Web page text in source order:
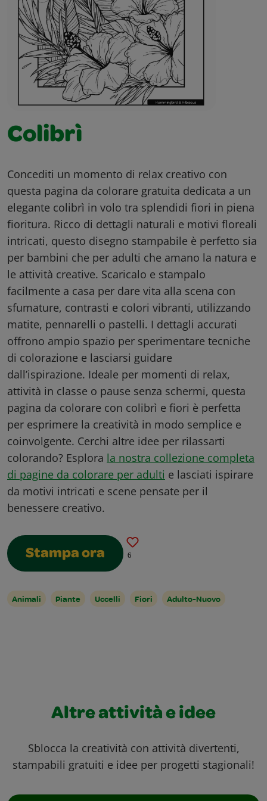
Colibrì
Concediti un momento di relax creativo con
questa pagina da colorare gratuita dedicata a un
elegante colibrì in volo tra splendidi fiori in piena
fioritura. Ricco di dettagli naturali e motivi floreali
intricati, questo disegno stampabile è perfetto sia
per bambini che per adulti che amano la natura e
le attività creative. Scaricalo e stampalo
facilmente a casa per dare vita alla scena con
sfumature, contrasti e colori vibranti, utilizzando
matite, pennarelli o pastelli. I dettagli accurati
offrono ampio spazio per sperimentare tecniche
di colorazione e lasciarsi guidare
dall’ispirazione. Ideale per momenti di relax,
attività in classe o pause senza schermi, questa
pagina da colorare con colibrì e fiori è perfetta
per esprimere la creatività in modo semplice e
coinvolgente. Cerchi altre idee per rilassarti
colorando? Esplora la nostra collezione completa
di pagine da colorare per adulti e lasciati ispirare
da motivi intricati e scene pensate per il
benessere creativo.
Stampa ora 6
Animali Piante Uccelli Fiori Adulto-Nuovo
Altre attività e idee
Sblocca la creatività con attività divertenti,
stampabili gratuiti e idee per progetti stagionali!